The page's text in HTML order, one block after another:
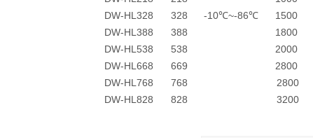
-10℃~-86℃
DW-HL328
328 1500
DW-HL388
388 1800
DW-HL538
538 2000
DW-HL668
669 2800
DW-HL768
768 2800
DW-HL828
828 3200